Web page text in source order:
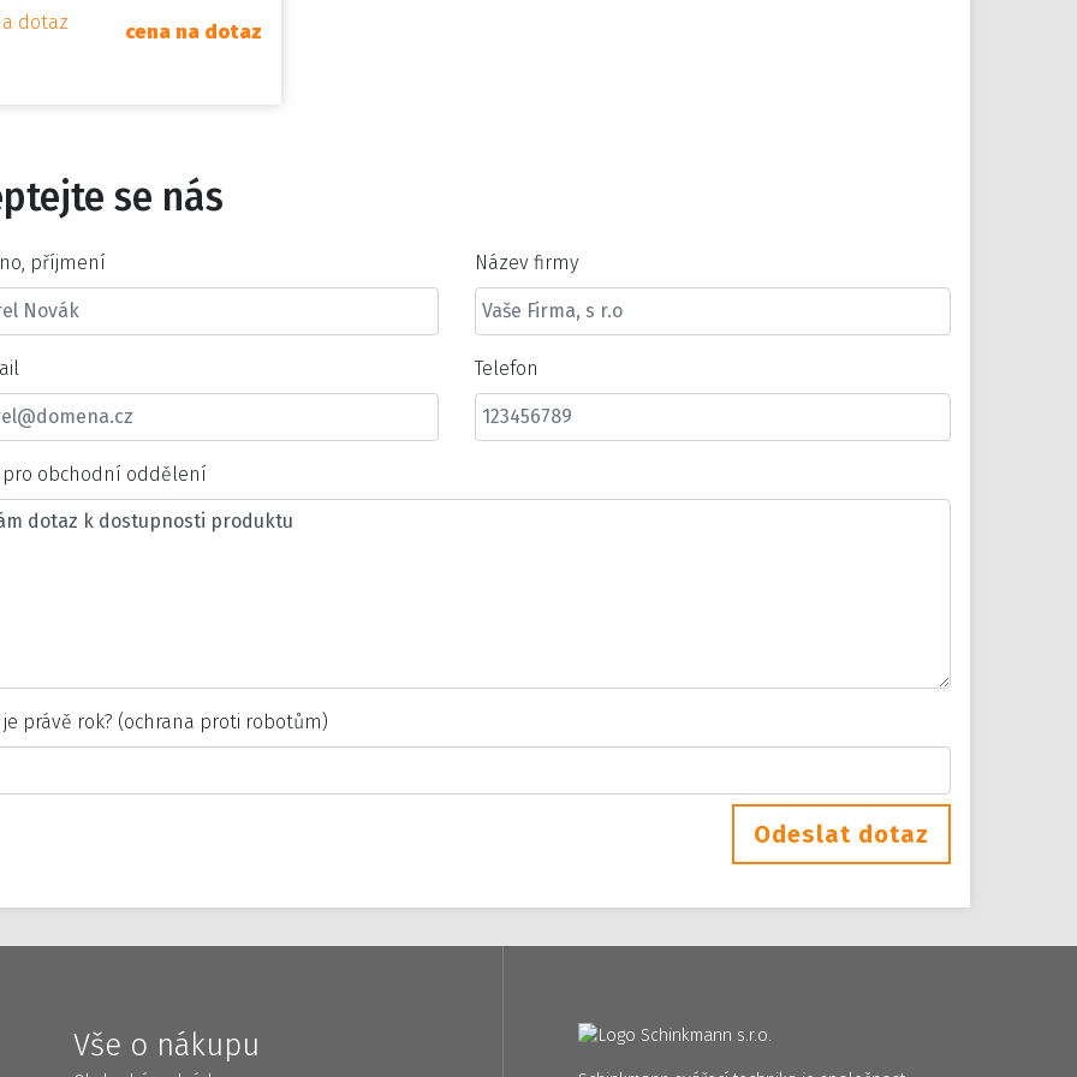
dotaz cena na dotaz
se nás
příjmení Název firmy
Telefon
pro obchodní oddělení
je právě rok? (ochrana proti robotům)
Odeslat dotaz
Vše o nákupu